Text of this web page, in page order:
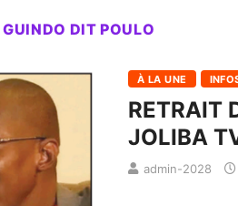
DIT POULO
À LA UNE
RETRAIT
JOLIBA
admin-2028